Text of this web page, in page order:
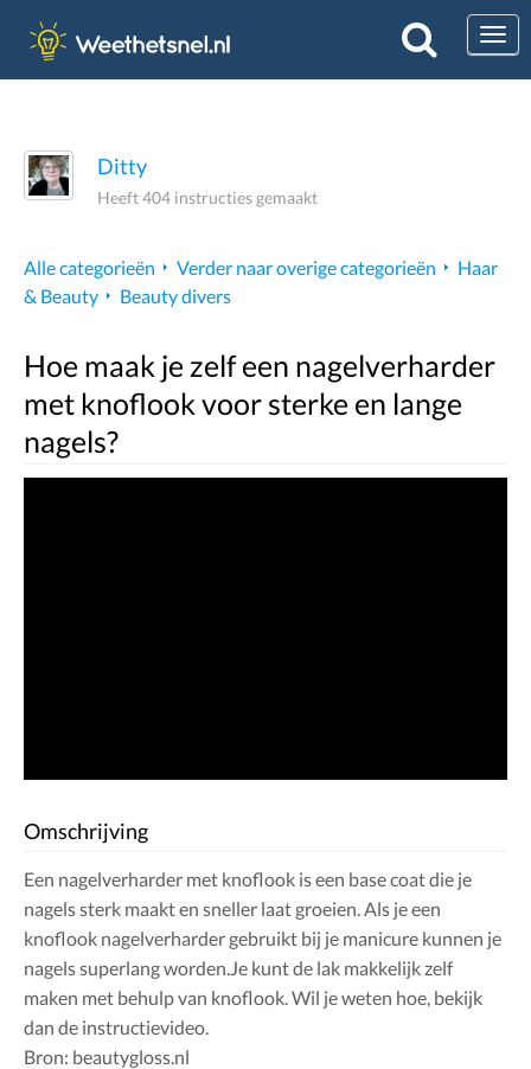
Ditty
Heeft 404 instructies gemaakt
Alle categorieën Verder naar overige categorieën
Haar
& Beauty
Beauty divers
Hoe maak je zelf een nagelverharder
met knoflook voor sterke en lange
nagels?
Omschrijving
Een nagelverharder met knoflook is een base coat die je
nagels sterk maakt en sneller laat groeien. Als je een
knoflook nagelverharder gebruikt bij je manicure kunnen je
nagels superlang worden.Je kunt de lak makkelijk zelf
maken met behulp van knoflook. Wil je weten hoe, bekijk
dan de instructievideo.
Bron: beautygloss.nl